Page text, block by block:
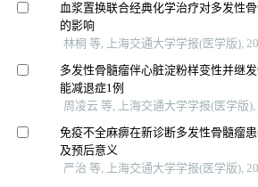
血浆置换联合经典化学治疗对多发性
的影响
林桐 等, 上海交通大学学报(医学版),
多发性骨髓瘤伴心脏淀粉样变性并继
能减退症1例
周凌云 等, 上海交通大学学报(医学版),
免疫不全麻痹在新诊断多发性骨髓瘤
及预后意义
严治 等, 上海交通大学学报(医学版),